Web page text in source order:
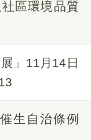
區環境品質
」11月14日
生自治條例